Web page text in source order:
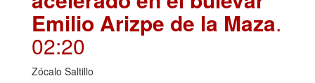
Emilio Arizpe de la Maza.
02:20
Zócalo Saltillo